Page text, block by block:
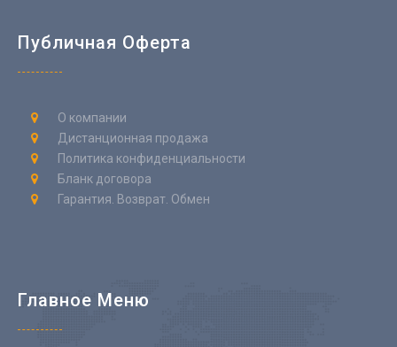
Публичная Оферта
О компании
Дистанционная продажа
Политика конфиденциальности
Бланк договора
Гарантия. Возврат. Обмен
Главное Меню